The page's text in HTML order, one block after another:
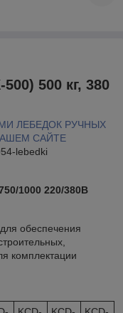
500 кг, 380
ЛЕБЕДОК РУЧНЫХ
САЙТЕ
lebedki
1000 220/380В
обеспечения
комплектации